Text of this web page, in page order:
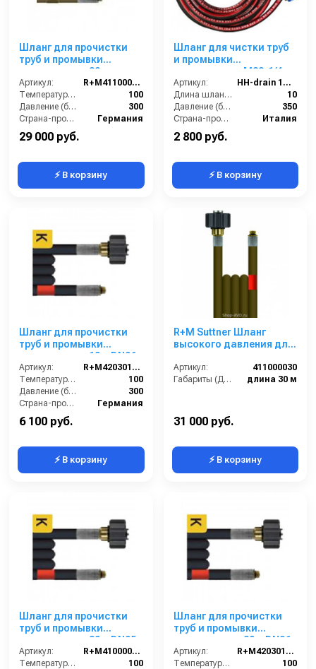
Шланг для прочистки
труб и промывки
канализации 30m
Артикул:
R+M411000030
Температура (°C):
100
Давление (бар):
300
Страна-производитель:
Германия
29 000 руб.
⚡ В корзину
Шланг для чистки труб
и промывки
канализации M22-1/4
внеш, 1SN-06,10 м
Артикул:
HH-drain 1SN 06-10
Длина шланга (м):
10
Давление (бар):
350
Страна-производитель:
Италия
2 800 руб.
⚡ В корзину
Шланг для прочистки
труб и промывки
канализации 10m DN06,
300bar
Артикул:
R+M420301010
Температура (°C):
100
Давление (бар):
300
Страна-производитель:
Германия
6 100 руб.
⚡ В корзину
R+M Suttner Шланг
высокого давления для
канализационных труб
30 м
Артикул:
411000030
Габариты (ДхШхВ):
длина 30 м
31 000 руб.
⚡ В корзину
Шланг для прочистки
труб и промывки
канализации 30m DN05,
200bar
Артикул:
R+M410000030
Температура (°C):
100
Шланг для прочистки
труб и промывки
канализации 30m DN06,
300bar
Артикул:
R+M420301030
Температура (°C):
100